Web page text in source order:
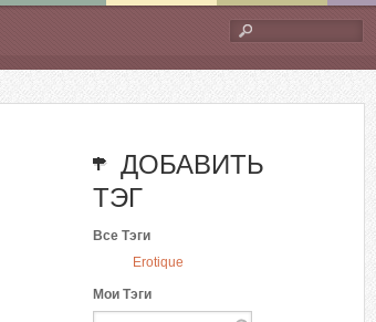
поиска
ДОБАВИТЬ
ТЭГ
Все Тэги
Erotique
Мои Тэги